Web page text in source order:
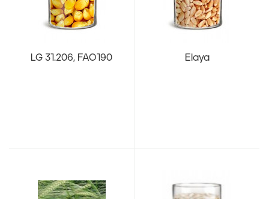
LG 31.206, FAO190 Elaya